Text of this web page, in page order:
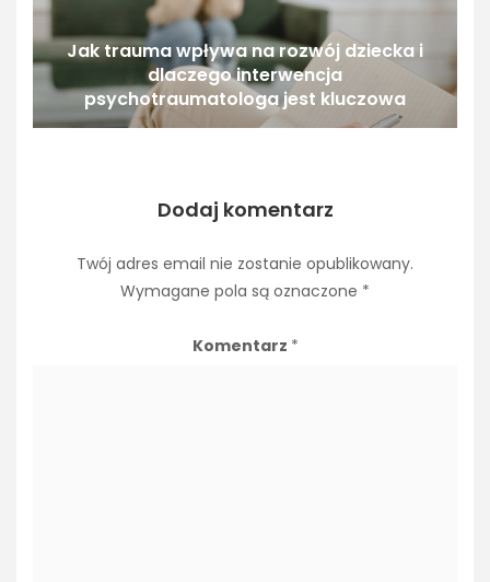
Jak trauma wpływa na rozwój dziecka i
dlaczego interwencja
psychotraumatologa jest kluczowa
Dodaj komentarz
Twój adres email nie zostanie opublikowany.
Wymagane pola są oznaczone *
Komentarz *